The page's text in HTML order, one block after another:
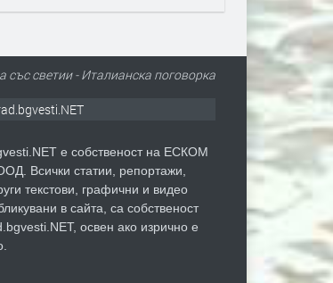
светии - Италианска поговорка
е собственост на ЕСКОМ
Всички статии, репортажи,
текстови, графични и видео
в сайта, са собственост
освен ако изрично е